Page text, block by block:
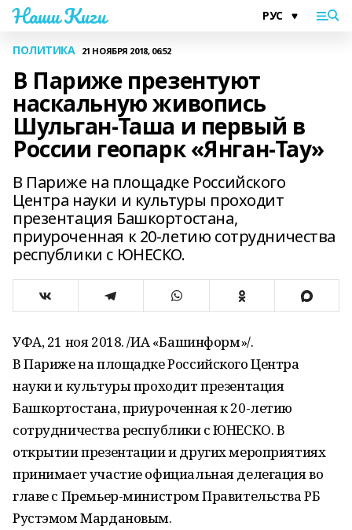
Наши Киги
ПОЛИТИКА 21 НОЯБРЯ 2018, 06:52
В Париже презентуют
наскальную живопись
Шульган-Таша и первый в
России геопарк «Янган-Тау»
В Париже на площадке Российского
Центра науки и культуры проходит
презентация Башкортостана,
приуроченная к 20-летию сотрудничества
республики с ЮНЕСКО.
УФА, 21 ноя 2018. /ИА «Башинформ»/.
В Париже на площадке Российского Центра
науки и культуры проходит презентация
Башкортостана, приуроченная к 20-летию
сотрудничества республики с ЮНЕСКО. В
открытии презентации и других мероприятиях
принимает участие официальная делегация во
главе с Премьер-министром Правительства РБ
Рустэмом Мардановым.